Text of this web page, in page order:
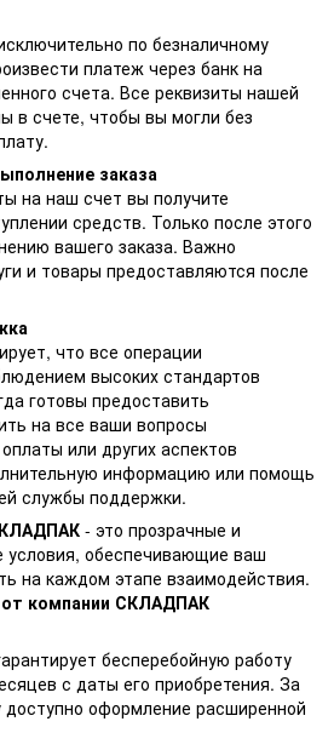
по безналичному
платеж через банк на
счета. Все реквизиты нашей
в счете, чтобы вы могли без
заказа
на наш счет вы получите
средств. Только после этого
вашего заказа. Важно
и товары предоставляются после
что все операции
высоких стандартов
готовы предоставить
на все ваши вопросы
или других аспектов
информацию или помощь
службы поддержки.
- это прозрачные и
обеспечивающие ваш
на каждом этапе взаимодействия.
от компании СКЛАДПАК
бесперебойную работу
с даты его приобретения. За
доступно оформление расширенной